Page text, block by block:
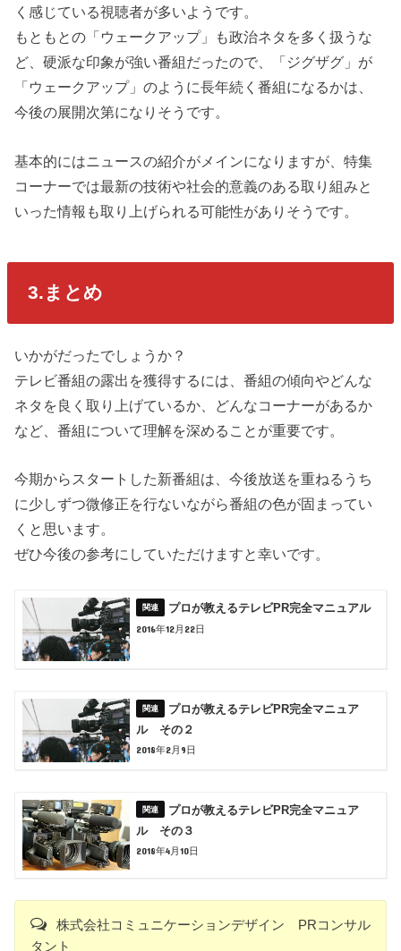
く感じている視聴者が多いようです。
もともとの「ウェークアップ」も政治ネタを多く扱うな
ど、硬派な印象が強い番組だったので、「ジグザグ」が
「ウェークアップ」のように長年続く番組になるかは、
今後の展開次第になりそうです。
基本的にはニュースの紹介がメインになりますが、特集
コーナーでは最新の技術や社会的意義のある取り組みと
いった情報も取り上げられる可能性がありそうです。
3.まとめ
いかがだったでしょうか？
テレビ番組の露出を獲得するには、番組の傾向やどんな
ネタを良く取り上げているか、どんなコーナーがあるか
など、番組について理解を深めることが重要です。
今期からスタートした新番組は、今後放送を重ねるうち
に少しずつ微修正を行ないながら番組の色が固まってい
くと思います。
ぜひ今後の参考にしていただけますと幸いです。
プロが教えるテレビPR完全マニュアル
2016年12月22日
プロが教えるテレビPR完全マニュア
ル その２
2018年2月9日
プロが教えるテレビPR完全マニュア
ル その３
2018年4月10日
株式会社コミュニケーションデザイン PRコンサル
タント